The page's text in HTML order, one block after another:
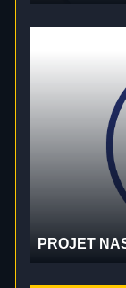
PROJET